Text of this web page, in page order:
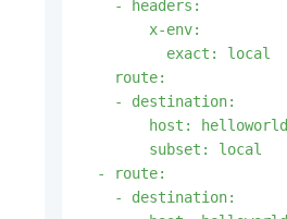
    - headers:
        x-env:
          exact: local
    route:
    - destination:
        host: helloworld
        subset: local
  - route:
    - destination: